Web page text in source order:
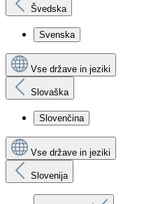
Švedska
Svenska
Vse države in jeziki
Slovaška
Slovenčina
Vse države in jeziki
Slovenija